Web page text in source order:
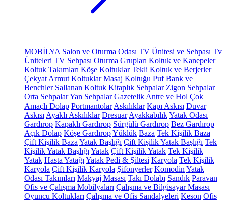
MOBİLYA Salon ve Oturma Odası TV Ünitesi ve Sehpası Tv
Üniteleri TV Sehpası Oturma Grupları Koltuk ve Kanepeler
Koltuk Takımları Köşe Koltuklar Tekli Koltuk ve Berjerler
Çekyat Armut Koltuklar Masaj Koltuğu Puf Bank ve
Benchler Sallanan Koltuk Kitaplık Sehpalar Zigon Sehpalar
Orta SehpalarYan Sehpalar Gazetelik Antre ve Hol Çok
Amaçlı Dolap Portmantolar Askılıklar Kapı Askısı Duvar
Askısı Ayaklı Askılıklar Dresuar AyakkabılıkYatak Odası
Gardırop Kapaklı Gardırop Sürgülü Gardırop Bez Gardırop
Açık Dolap Köşe GardıropYüklük Baza Tek Kişilik Baza
Çift Kişilik Baza Yatak Başlığı Çift Kişilik Yatak Başlığı Tek
Kişilik Yatak Başlığı Yatak Çift Kişilik Yatak Tek Kişilik
Yatak Hasta Yatağı Yatak Pedi & Şiltesi Karyola Tek Kişilik
Karyola Çift Kişilik Karyola Şifonyerler Komodin Yatak
Odası Takımları Makyaj Masası Takı Dolabı Sandık Paravan
Ofis ve Çalışma Mobilyaları Çalışma ve Bilgisayar Masası
Oyuncu Koltukları Çalışma ve Ofis Sandalyeleri Keson Ofis